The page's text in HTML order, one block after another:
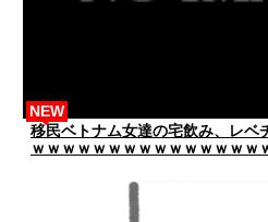
移民ベトナム女達の宅飲み、レベ
ｗｗｗｗｗｗｗｗｗｗｗｗｗｗｗ
NEW